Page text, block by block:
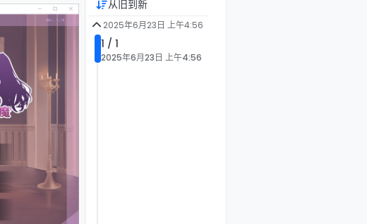
从旧到新
2025年6月23日 上午4:56
1 / 1
2025年6月23日 上午4:56